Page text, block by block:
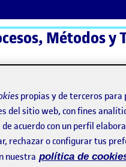
Métodos y
ActiFolios
propias y de terceros
del sitio web, con fines
acuerdo con un perfil
rechazar o configurar tus
nuestra política de